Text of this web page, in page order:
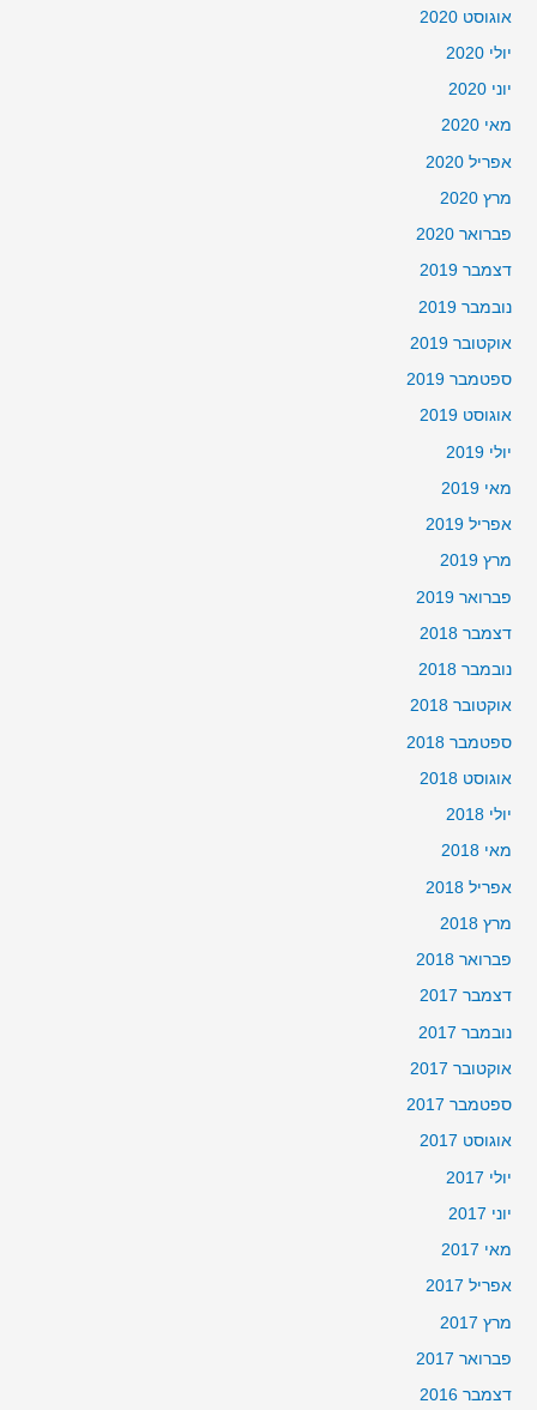
אוגוסט 2020
יולי 2020
יוני 2020
מאי 2020
אפריל 2020
מרץ 2020
פברואר 2020
דצמבר 2019
נובמבר 2019
אוקטובר 2019
ספטמבר 2019
אוגוסט 2019
יולי 2019
מאי 2019
אפריל 2019
מרץ 2019
פברואר 2019
דצמבר 2018
נובמבר 2018
אוקטובר 2018
ספטמבר 2018
אוגוסט 2018
יולי 2018
מאי 2018
אפריל 2018
מרץ 2018
פברואר 2018
דצמבר 2017
נובמבר 2017
אוקטובר 2017
ספטמבר 2017
אוגוסט 2017
יולי 2017
יוני 2017
מאי 2017
אפריל 2017
מרץ 2017
פברואר 2017
דצמבר 2016